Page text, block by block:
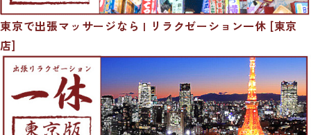
東京で出張マッサージなら | リラクゼーション一休 [東京
店]